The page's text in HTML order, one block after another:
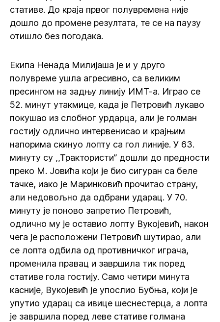
стативе. До краја првог полувремена није
дошло до промене резултата, те се на паузу
отишло без погодака.
Екипа Ненада Милијаша је и у друго
полувреме ушла агресивно, са великим
пресингом на задњу линију ИМТ-а. Играо се
52. минут утакмице, када је Петровић лукаво
покушао из слобног урдарца, али је голман
гостију одлично интервенисао и крајњим
напорима скинуо лопту са гол линије. У 63.
минуту су ,,Трактористи’’ дошли до предности
преко М. Јовића који је био сигуран са беле
тачке, иако је Маринковић прочитао страну,
али недовољно да одбрани ударац. У 70.
минуту је поново запретио Петровић,
одлично му је оставио лопту Вукојевић, након
чега је расположени Петровић шутирао, али
се лопта одбила од противничког играча,
променила правац и завршила тик поред
стативе гола гостију. Само четири минута
касније, Вукојевић је упослио Бубња, који је
упутио ударац са ивице шеснестерца, а лопта
је завршила поред леве стативе голмана